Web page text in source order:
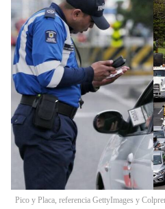
Pico y Placa, referencia GettyImages y